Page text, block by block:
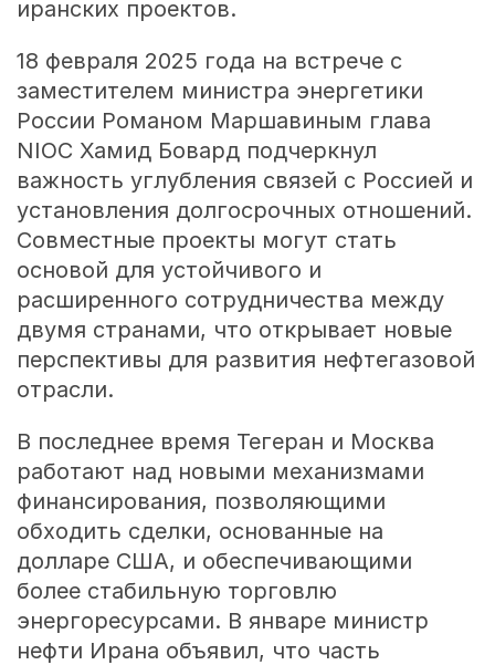
иранских проектов.
18 февраля 2025 года на встрече с
заместителем министра энергетики
России Романом Маршавиным глава
NIOC Хамид Бовард подчеркнул
важность углубления связей с Россией и
установления долгосрочных отношений.
Совместные проекты могут стать
основой для устойчивого и
расширенного сотрудничества между
двумя странами, что открывает новые
перспективы для развития нефтегазовой
отрасли.
В последнее время Тегеран и Москва
работают над новыми механизмами
финансирования, позволяющими
обходить сделки, основанные на
долларе США, и обеспечивающими
более стабильную торговлю
энергоресурсами. В январе министр
нефти Ирана объявил, что часть